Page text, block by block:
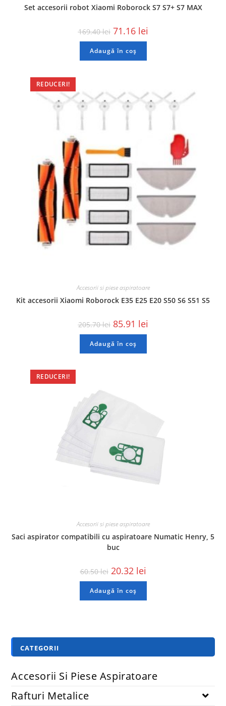
Set accesorii robot Xiaomi Roborock S7 S7+ S7 MAX
169.40lei 71.16 lei
Adaugă în coș
REDUCERI!
Accesorii si piese aspiratoare
Kit accesorii Xiaomi Roborock E35 E25 E20 S50 S6 S51 S5
205.70lei 85.91 lei
Adaugă în coș
REDUCERI!
Accesorii si piese aspiratoare
Saci aspirator compatibili cu aspiratoare Numatic Henry, 5
buc
60.50lei 20.32 lei
Adaugă în coș
CATEGORII
Accesorii Si Piese Aspiratoare
Rafturi Metalice